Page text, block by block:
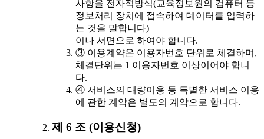
사항을 전자적방식(교육정보원의 컴퓨터 등
정보처리 장치에 접속하여 데이터를 입력하
는 것을 말합니다)
이나 서면으로 하여야 합니다.
③ 이용계약은 이용자번호 단위로 체결하며,
체결단위는 1 이용자번호 이상이어야 합니
다.
④ 서비스의 대량이용 등 특별한 서비스 이용
에 관한 계약은 별도의 계약으로 합니다.
제 6 조 (이용신청)